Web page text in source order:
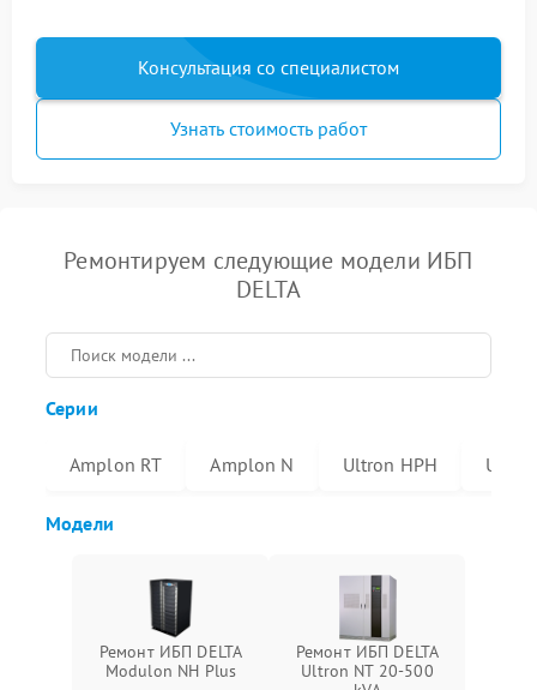
Консультация со специалистом
Узнать стоимость работ
Ремонтируем следующие модели ИБП
DELTA
Серии
Amplon RT Amplon N Ultron HPH
Модели
Ремонт ИБП DELTA
Modulon NH Plus
Ремонт ИБП DELTA
Ultron NT 20-500